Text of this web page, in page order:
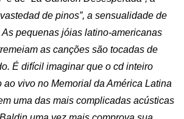
de pinos”, a sensualidade de
As pequenas jóias latino-americanas
as canções são tocadas de
É difícil imaginar que o cd inteiro
ao vivo no Memorial da América Latina
uma das mais complicadas acústicas